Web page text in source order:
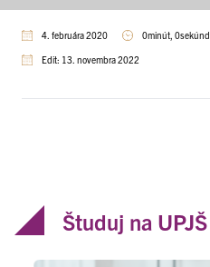
4. februára 2020 0minút, 0sekúnd
Edit: 13. novembra 2022
Študuj na UPJŠ